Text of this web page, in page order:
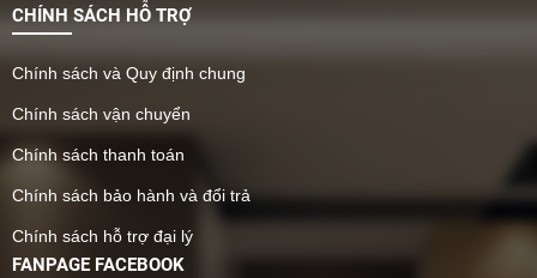
CHÍNH SÁCH HỖ TRỢ
Chính sách và Quy định chung
Chính sách vận chuyển
Chính sách thanh toán
Chính sách bảo hành và đổi trả
Chính sách hỗ trợ đại lý
FANPAGE FACEBOOK